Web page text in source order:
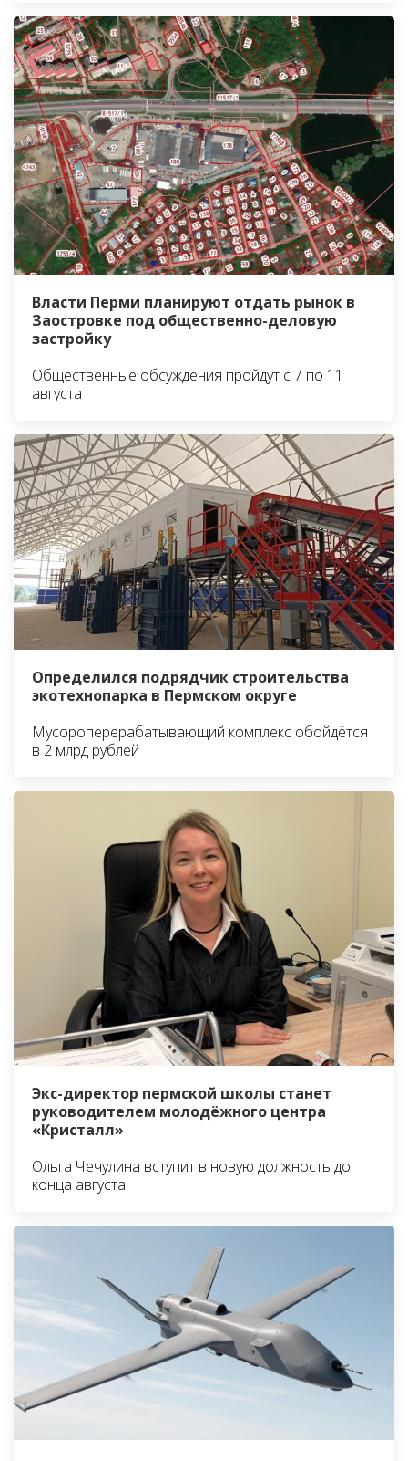
Власти Перми планируют отдать рынок в
Заостровке под общественно-деловую
застройку
Общественные обсуждения пройдут с 7 по 11
августа
Определился подрядчик строительства
экотехнопарка в Пермском округе
Мусороперерабатывающий комплекс обойдётся
в 2 млрд рублей
Экс-директор пермской школы станет
руководителем молодёжного центра
«Кристалл»
Ольга Чечулина вступит в новую должность до
конца августа